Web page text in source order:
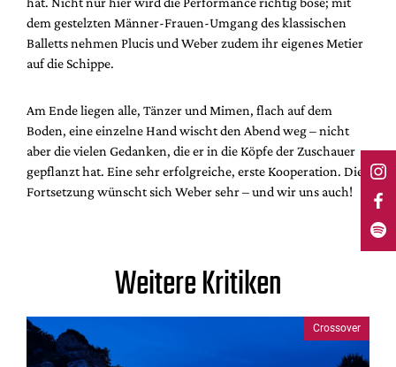
dem gestelzten Männer-Frauen-Umgang des klassischen
Balletts nehmen Plucis und Weber zudem ihr eigenes Metier
auf die Schippe.
Am Ende liegen alle, Tänzer und Mimen, flach auf dem
Boden, eine einzelne Hand wischt den Abend weg – nicht
aber die vielen Gedanken, die er in die Köpfe der Zuschauer
gepflanzt hat. Eine sehr erfolgreiche, erste Kooperation. Die
Fortsetzung wünscht sich Weber sehr – und wir uns auch!
Weitere Kritiken
Crossover